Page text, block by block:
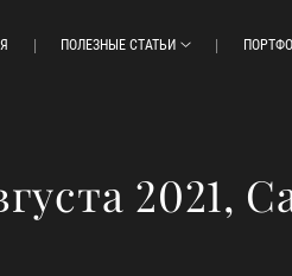
ПОЛЕЗНЫЕ СТАТЬИ
2021,